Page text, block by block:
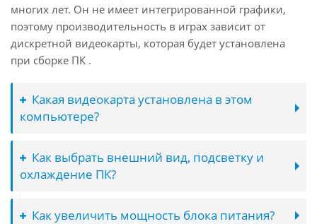
многих лет. Он не имеет интегрированной графики,
поэтому производительность в играх зависит от
дискретной видеокарты, которая будет установлена
при сборке ПК .
Какая видеокарта установлена в этом
компьютере?
Как выбрать внешний вид, подсветку и
охлаждение ПК?
Как увеличить мощность блока питания?